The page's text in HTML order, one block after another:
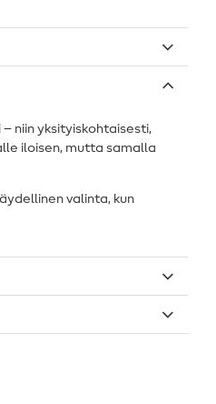
niin yksityiskohtaisesti,
iloisen, mutta samalla
valinta, kun